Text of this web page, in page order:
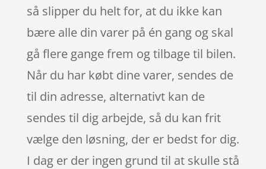
så slipper du helt for, at du ikke kan
bære alle din varer på én gang og skal
gå flere gange frem og tilbage til bilen.
Når du har købt dine varer, sendes de
til din adresse, alternativt kan de
sendes til dig arbejde, så du kan frit
vælge den løsning, der er bedst for dig.
I dag er der ingen grund til at skulle stå